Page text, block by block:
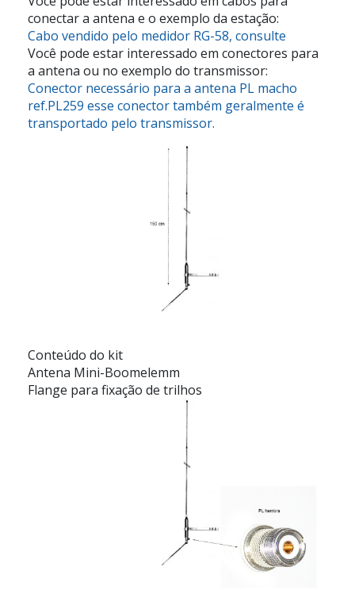
conectar a antena e o exemplo da estação:
Cabo vendido pelo medidor RG-58, consulte
Você pode estar interessado em conectores para
a antena ou no exemplo do transmissor:
Conector necessário para a antena PL macho
ref.PL259 esse conector também geralmente é
transportado pelo transmissor.
Conteúdo do kit
Antena Mini-Boomelemm
Flange para fixação de trilhos